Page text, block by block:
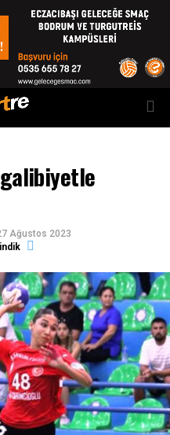
Ağustos 2023